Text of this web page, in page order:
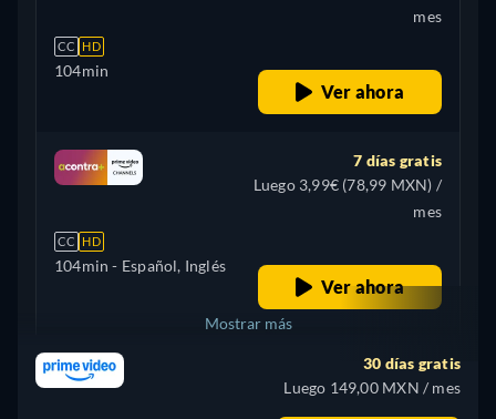
CC HD
104min
mes
Ver ahora
CC HD
104min - Español, Inglés
7 días gratis
Luego 3,99€ (78,99 MXN) /
mes
Ver ahora
Estados Unidos + 5
Mostrar más
30 días gratis
Luego 149,00 MXN / mes